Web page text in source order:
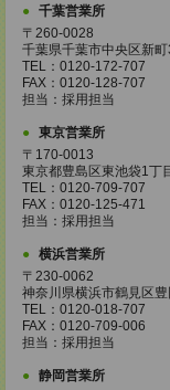
千葉営業所
〒260-0028
千葉県千葉市中央区新
TEL：0120-172-707
FAX：0120-128-707
担当：採用担当
東京営業所
〒170-0013
東京都豊島区東池袋1
TEL：0120-709-707
FAX：0120-125-471
担当：採用担当
横浜営業所
〒230-0062
神奈川県横浜市鶴見区
TEL：0120-018-707
FAX：0120-709-006
担当：採用担当
静岡営業所